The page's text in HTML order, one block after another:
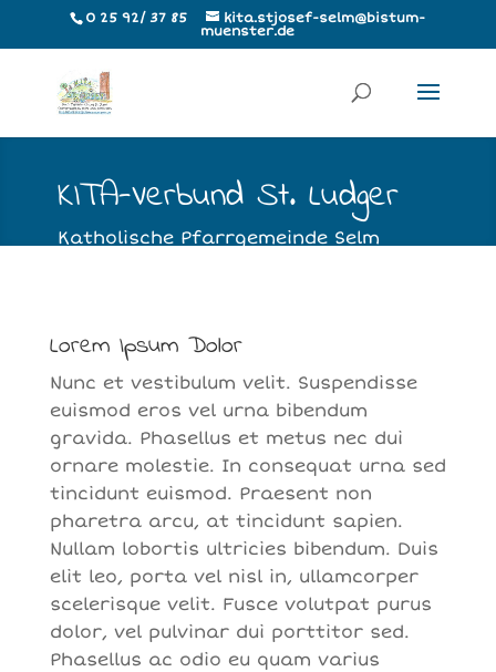
0 25 92/ 37 85
kita.stjosef-selm@bistum-
muenster.de
KITA-Verbund St. Ludger
Katholische Pfarrgemeinde Selm
Lorem Ipsum Dolor
Nunc et vestibulum velit. Suspendisse
euismod eros vel urna bibendum
gravida. Phasellus et metus nec dui
ornare molestie. In consequat urna sed
tincidunt euismod. Praesent non
pharetra arcu, at tincidunt sapien.
Nullam lobortis ultricies bibendum. Duis
elit leo, porta vel nisl in, ullamcorper
scelerisque velit. Fusce volutpat purus
dolor, vel pulvinar dui porttitor sed.
Phasellus ac odio eu quam varius